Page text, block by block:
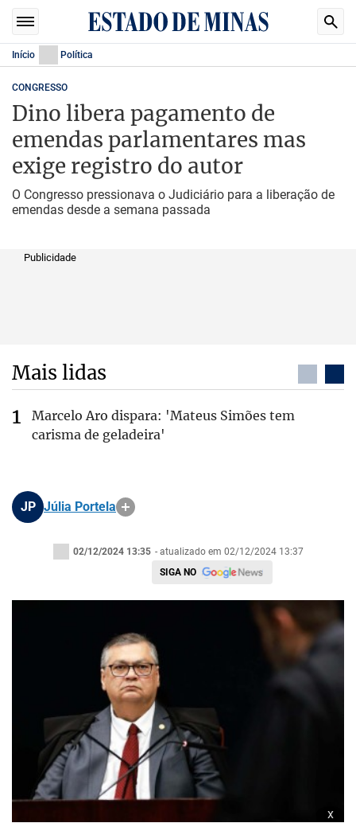
Início Política
CONGRESSO
Dino libera pagamento de
emendas parlamentares mas
exige registro do autor
O Congresso pressionava o Judiciário para a liberação de
emendas desde a semana passada
Publicidade
Mais lidas
Marcelo Aro dispara: 'Mateus Simões tem
carisma de geladeira'
JP Júlia Portela
02/12/2024 13:35 - atualizado em 02/12/2024 13:37
SIGA NO
x